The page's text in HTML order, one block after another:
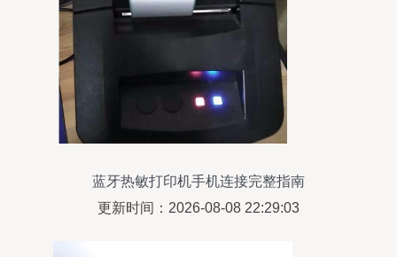
蓝牙热敏打印机手机连接完整指南
更新时间：2026-08-08 22:29:03